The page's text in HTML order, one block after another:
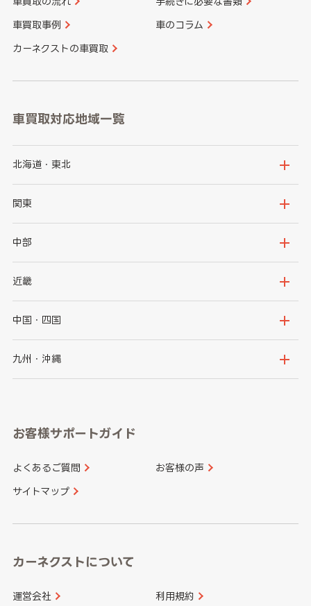
車買取事例 車のコラム
カーネクストの車買取
車買取対応地域一覧
北海道・東北
北海道
岩手県
秋田県
関東
茨城県
群馬県
千葉県
神奈川県
中部
新潟県
石川県
山梨県
愛知県
近畿
大阪府
京都府
和歌山県
中国・四国
鳥取県
山口県
香川県 愛媛県
九州・沖縄
長崎県
大分県 宮崎県
お客様サポートガイド
よくあるご質問 お客様の声
サイトマップ
カーネクストについて
運営会社 利用規約